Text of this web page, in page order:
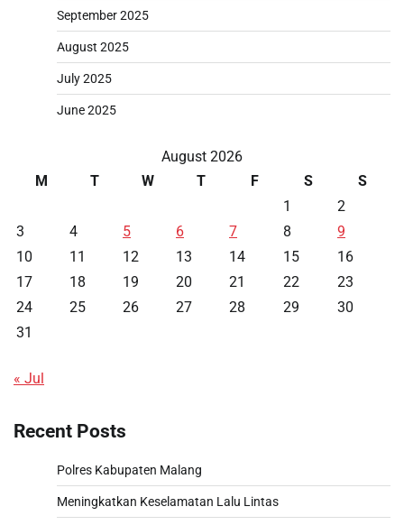
September 2025
August 2025
July 2025
June 2025
August 2026
M
T W T F S
S
1
2
3
4 5 6 7 8
9
10
11 12 13 14 15
16
17
18 19 20 21 22
23
24
25 26 27 28 29
30
31
« Jul
Recent Posts
Polres Kabupaten Malang
Meningkatkan Keselamatan Lalu Lintas